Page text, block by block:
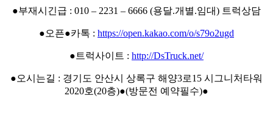
●부재시긴급 : 010 – 2231 – 6666 (용달.개별.임대) 트럭상담
●오픈●카톡 : https://open.kakao.com/o/s79o2ugd
●트럭사이트 : http://DsTruck.net/
●오시는길 : 경기도 안산시 상록구 해양3로15 시그니처타워
2020호(20층)●(방문전 예약필수)●